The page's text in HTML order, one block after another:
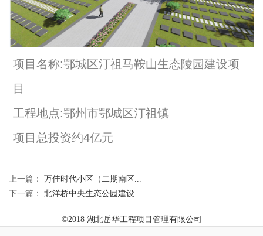
项目名称:鄂城区汀祖马鞍山生态陵园建设项
目
工程地点:鄂州市鄂城区汀祖镇
项目总投资约4亿元
上一篇：万佳时代小区（二期南区...
下一篇：北洋桥中央生态公园建设...
©2018 湖北岳华工程项目管理有限公司